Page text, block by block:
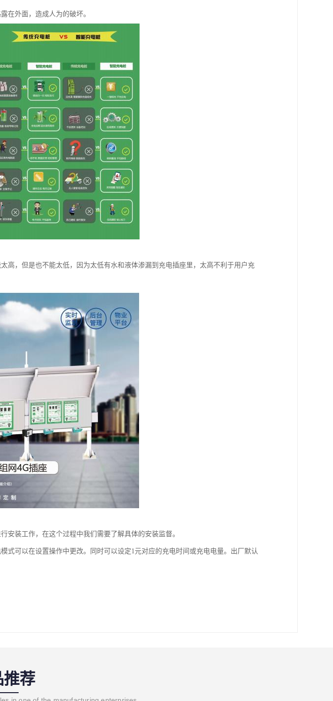
在外面，造成人为的破坏。
高，但是也不能太低，因为太低有水和液体渗漏到充电插座里，太高不利于用户充
安装工作，在这个过程中我们需要了解具体的安装监督。
式可以在设置操作中更改。同时可以设定1元对应的充电时间或充电电量。出厂默认
推荐